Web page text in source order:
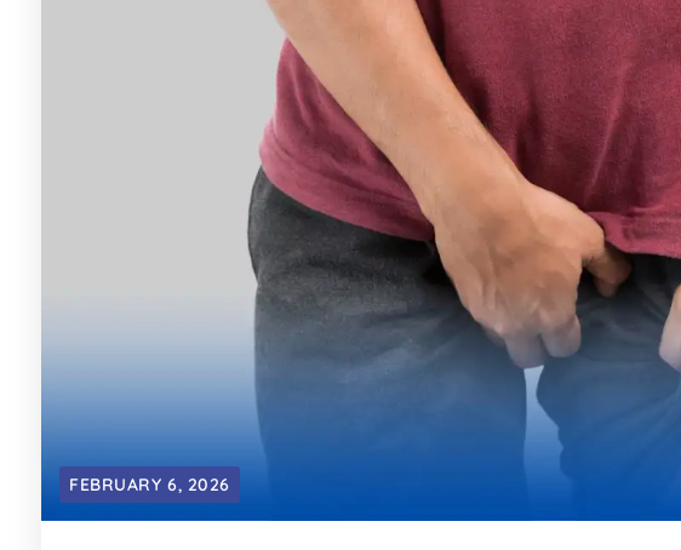
FEBRUARY 6, 2026